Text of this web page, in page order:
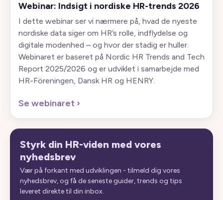
Webinar: Indsigt i nordiske HR-trends 2026
I dette webinar ser vi nærmere på, hvad de nyeste
nordiske data siger om HR’s rolle, indflydelse og
digitale modenhed – og hvor der stadig er huller.
Webinaret er baseret på Nordic HR Trends and Tech
Report 2025/2026 og er udviklet i samarbejde med
HR-Föreningen, Dansk HR og HENRY.
Se webinaret ›
Styrk din HR-viden med vores
nyhedsbrev
Vær på forkant med udviklingen - tilmeld dig vores
nyhedsbrev, og få de seneste guider, trends og tips
leveret direkte til din inbox.